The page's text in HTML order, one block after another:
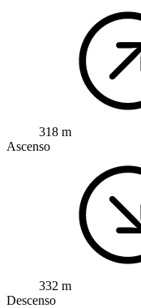
318 m
Ascenso
332 m
Descenso